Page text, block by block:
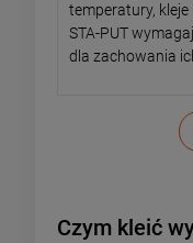
temperatury, kleje
STA-PUT
dla zachowania
Czym kleić